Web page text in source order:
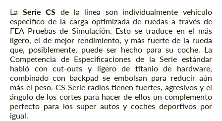
La Serie CS de la línea son individualmente vehículo
específico de la carga optimizada de ruedas a través de
FEA Pruebas de Simulación. Esto se traduce en el más
ligero, el de mejor rendimiento, y más fuerte de la rueda
que, posiblemente, puede ser hecho para su coche. La
Competencia de Especificaciones de la Serie estándar
habló con cut-outs y ligero de titanio de hardware,
combinado con backpad se embolsan para reducir aún
más el peso. CS Serie radios tienen fuertes, agresivos y el
ángulo de los cortes para hacer de ellos un complemento
perfecto para los super autos y coches deportivos por
igual.